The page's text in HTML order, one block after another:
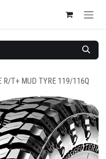
R/T+ MUD TYRE 119/116Q